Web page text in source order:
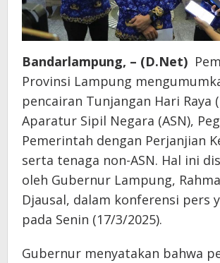
Bandarlampung, – (D.Net)
Provinsi Lampung
pencairan Tunjangan Hari Raya
Aparatur Sipil Negara (ASN),
Pemerintah dengan Perjanjian
serta tenaga non-ASN. Hal ini
oleh Gubernur Lampung,
Djausal, dalam konferensi pers
pada Senin (17/3/2025).
Gubernur menyatakan bahwa